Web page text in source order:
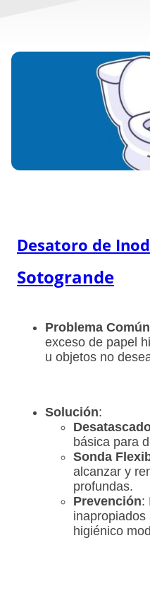
Desatoro de
Sotogrande
Problema Común
exceso de papel
u objetos no
Solución:
básica para
Sonda
alcanzar y
profundas.
Prevención:
inapropiados
higiénico